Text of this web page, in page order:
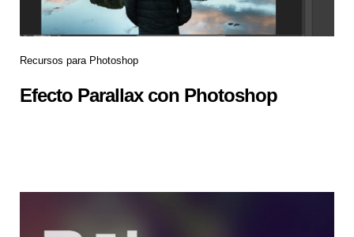
Recursos para Photoshop
Efecto Parallax con Photoshop